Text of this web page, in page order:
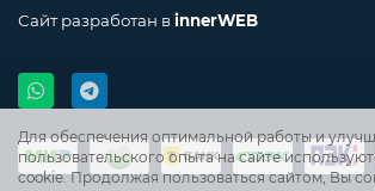
Для обеспечения оптимальной работы и
пользовательского опыта на сайте
cookie. Продолжая пользоваться сайтом, Вы
Сайт разработан вinnerWEB